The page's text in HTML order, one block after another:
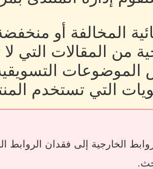
المخالفة أو
من المقالات
الموضوعات
التي تستخدم